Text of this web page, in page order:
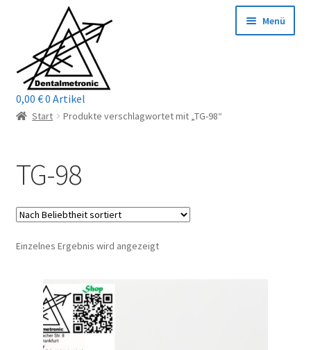
Navigation
springen
springen
Menü
Home
Mein Konto / Login
Kontakt
Reparaturservice
Wichtige Infos
Unsere Firma
0,00 €0 Artikel
Start Produkte verschlagwortet mit „TG-98“
TG-98
Einzelnes Ergebnis wird angezeigt